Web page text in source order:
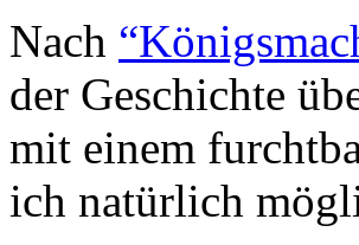
Nach
der Geschichte
mit einem
ich natürlich